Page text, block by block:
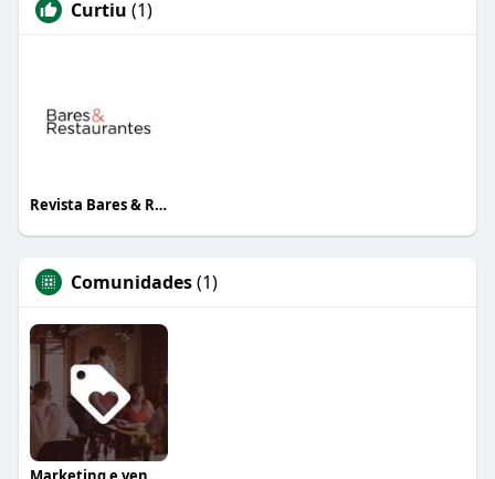
Curtiu (1)
Revista Bares & Restaurantes
Comunidades(1)